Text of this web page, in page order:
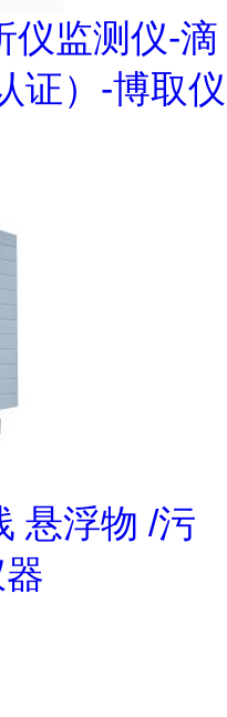
仪监测仪-滴
证）-博取仪
悬浮物 /污